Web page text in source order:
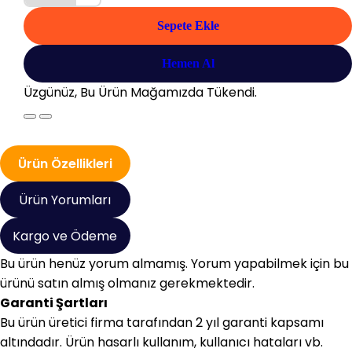
Sepete Ekle
Hemen Al
Üzgünüz, Bu Ürün Mağamızda Tükendi.
Ürün Özellikleri
Ürün Yorumları
Kargo ve Ödeme
Bu ürün henüz yorum almamış. Yorum yapabilmek için bu
ürünü satın almış olmanız gerekmektedir.
Garanti Şartları
Bu ürün üretici firma tarafından 2 yıl garanti kapsamı
altındadır. Ürün hasarlı kullanım, kullanıcı hataları vb.